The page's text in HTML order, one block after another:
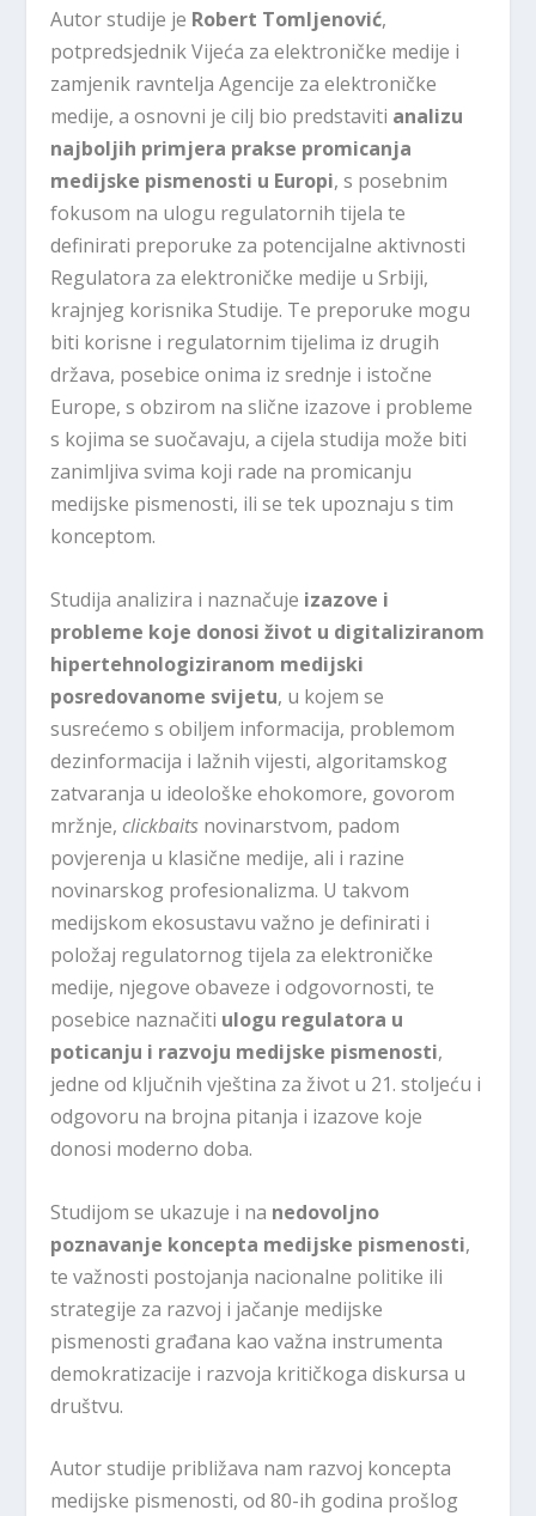
Autor studije je Robert Tomljenović,
potpredsjednik Vijeća za elektroničke medije i
zamjenik ravntelja Agencije za elektroničke
medije, a osnovni je cilj bio predstaviti analizu
najboljih primjera prakse promicanja
medijske pismenosti u Europi, s posebnim
fokusom na ulogu regulatornih tijela te
definirati preporuke za potencijalne aktivnosti
Regulatora za elektroničke medije u Srbiji,
krajnjeg korisnika Studije. Te preporuke mogu
biti korisne i regulatornim tijelima iz drugih
država, posebice onima iz srednje i istočne
Europe, s obzirom na slične izazove i probleme
s kojima se suočavaju, a cijela studija može biti
zanimljiva svima koji rade na promicanju
medijske pismenosti, ili se tek upoznaju s tim
konceptom.
Studija analizira i naznačuje izazove i
probleme koje donosi život u digitaliziranom
hipertehnologiziranom medijski
posredovanome svijetu, u kojem se
susrećemo s obiljem informacija, problemom
dezinformacija i lažnih vijesti, algoritamskog
zatvaranja u ideološke ehokomore, govorom
mržnje, clickbaits novinarstvom, padom
povjerenja u klasične medije, ali i razine
novinarskog profesionalizma. U takvom
medijskom ekosustavu važno je definirati i
položaj regulatornog tijela za elektroničke
medije, njegove obaveze i odgovornosti, te
posebice naznačiti ulogu regulatora u
poticanju i razvoju medijske pismenosti,
jedne od ključnih vještina za život u 21. stoljeću i
odgovoru na brojna pitanja i izazove koje
donosi moderno doba.
Studijom se ukazuje i na nedovoljno
poznavanje koncepta medijske pismenosti,
te važnosti postojanja nacionalne politike ili
strategije za razvoj i jačanje medijske
pismenosti građana kao važna instrumenta
demokratizacije i razvoja kritičkoga diskursa u
društvu.
Autor studije približava nam razvoj koncepta
medijske pismenosti, od 80-ih godina prošlog